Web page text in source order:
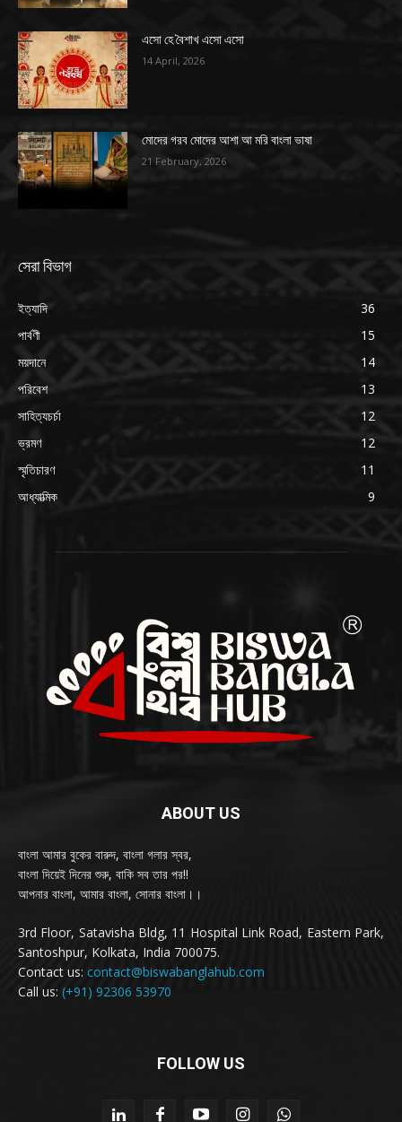
এসো হে বৈশাখ এসো এসো
14 April, 2026
মোদের গরব মোদের আশা আ মরি বাংলা ভাষা
21 February, 2026
সেরা বিভাগ
ইত্যাদি
36
পার্বণী
15
ময়দানে
14
পরিবেশ
13
সাহিত্যচর্চা
12
ভ্রমণ
12
স্মৃতিচারণ
11
আধ্যাত্মিক
9
ABOUT US
বাংলা আমার বুকের বারুদ, বাংলা গলার স্বর,
বাংলা দিয়েই দিনের শুরু, বাকি সব তার পর!!
আপনার বাংলা, আমার বাংলা, সোনার বাংলা।।
3rd Floor, Satavisha Bldg, 11 Hospital Link Road, Eastern Park,
Santoshpur, Kolkata, India 700075.
Contact us: contact@biswabanglahub.com
Call us: (+91) 92306 53970
FOLLOW US